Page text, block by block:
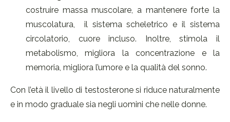
costruire massa muscolare, a mantenere forte la
muscolatura, il sistema scheletrico e il sistema
circolatorio, cuore incluso. Inoltre, stimola il
metabolismo, migliora la concentrazione e la
memoria, migliora l’umore e la qualità del sonno.
Con l’età il livello di testosterone si riduce naturalmente
e in modo graduale sia negli uomini che nelle donne.